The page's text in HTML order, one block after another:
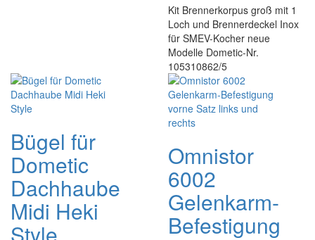
Kit Brennerkorpus groß mit 1
Loch und Brennerdeckel Inox
für SMEV-Kocher neue
Modelle Dometic-Nr.
105310862/5
Bügel für
Dometic
Dachhaube
Midi Heki
Omnistor
6002
Gelenkarm-
Befestigung